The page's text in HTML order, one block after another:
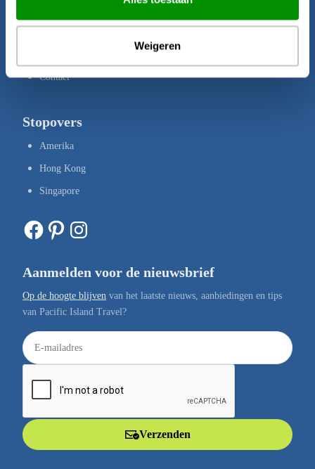
Weigeren
Contact
Stopovers
Amerika
Hong Kong
Singapore
Facebook Pinterest Instagram
Aanmelden voor de nieuwsbrief
Op de hoogte blijven van het laatste nieuws, aanbiedingen en tips
van Pacific Island Travel?
E
-
a
Verzenden